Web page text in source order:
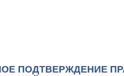
ПОДТВЕРЖДЕНИЕ